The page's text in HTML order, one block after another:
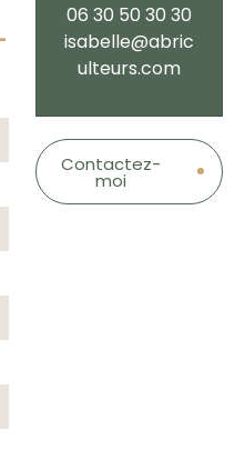
06 30 50 30 30
isabelle@abric
ulteurs.com
Contactez-
moi